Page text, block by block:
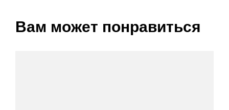
Вам может понравиться